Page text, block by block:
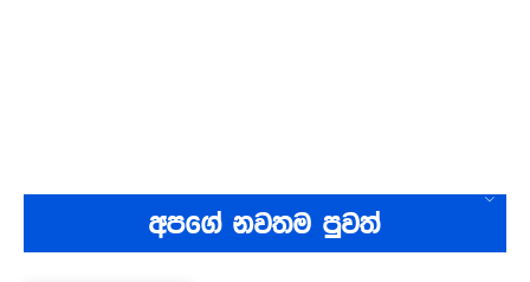
අපගේ නවතම පුවත්